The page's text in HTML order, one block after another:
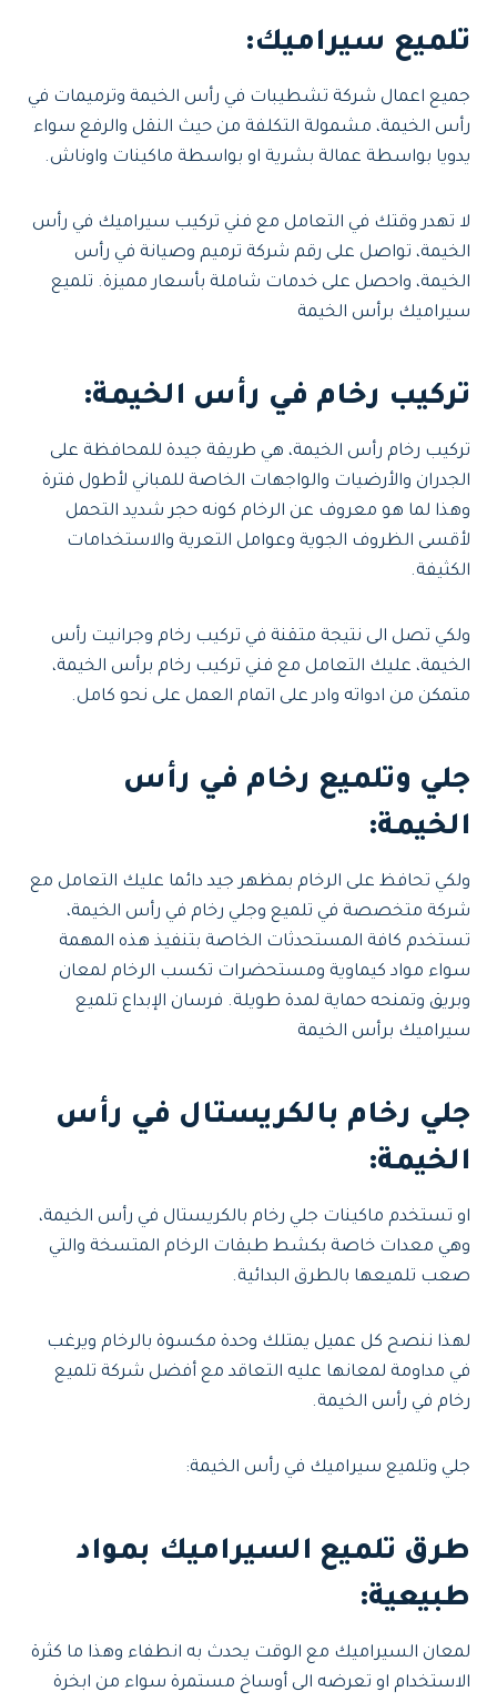
تلميع سيراميك:
جميع اعمال شركة تشطيبات في رأس الخيمة وترميمات في
رأس الخيمة، مشمولة التكلفة من حيث النقل والرفع سواء
يدويا بواسطة عمالة بشرية او بواسطة ماكينات واوناش.
لا تهدر وقتك في التعامل مع فني تركيب سيراميك في رأس
الخيمة، تواصل على رقم شركة ترميم وصيانة في رأس
الخيمة، واحصل على خدمات شاملة بأسعار مميزة. تلميع
سيراميك برأس الخيمة
تركيب رخام في رأس الخيمة:
تركيب رخام رأس الخيمة، هي طريقة جيدة للمحافظة على
الجدران والأرضيات والواجهات الخاصة للمباني لأطول فترة
وهذا لما هو معروف عن الرخام كونه حجر شديد التحمل
لأقسى الظروف الجوية وعوامل التعرية والاستخدامات
الكثيفة.
ولكي تصل الى نتيجة متقنة في تركيب رخام وجرانيت رأس
الخيمة، عليك التعامل مع فني تركيب رخام برأس الخيمة،
متمكن من ادواته وادر على اتمام العمل على نحو كامل.
جلي وتلميع رخام في رأس
الخيمة:
ولكي تحافظ على الرخام بمظهر جيد دائما عليك التعامل مع
شركة متخصصة في تلميع وجلي رخام في رأس الخيمة،
تستخدم كافة المستحدثات الخاصة بتنفيذ هذه المهمة
سواء مواد كيماوية ومستحضرات تكسب الرخام لمعان
وبريق وتمنحه حماية لمدة طويلة. فرسان الإبداع تلميع
سيراميك برأس الخيمة
جلي رخام بالكريستال في رأس
الخيمة:
او تستخدم ماكينات جلي رخام بالكريستال في رأس الخيمة،
وهي معدات خاصة بكشط طبقات الرخام المتسخة والتي
صعب تلميعها بالطرق البدائية.
لهذا ننصح كل عميل يمتلك وحدة مكسوة بالرخام ويرغب
في مداومة لمعانها عليه التعاقد مع أفضل شركة تلميع
رخام في رأس الخيمة.
جلي وتلميع سيراميك في رأس الخيمة:
طرق تلميع السيراميك بمواد
طبيعية:
لمعان السيراميك مع الوقت يحدث به انطفاء وهذا ما كثرة
الاستخدام او تعرضه الى أوساخ مستمرة سواء من ابخرة